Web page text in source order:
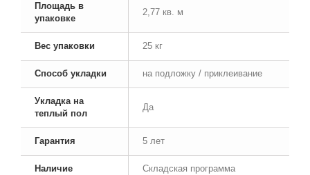
Площадь в
упаковке
2,77 кв. м
Вес упаковки 25 кг
Способ укладки на подложку / приклеивание
Укладка на
теплый пол
Да
Гарантия 5 лет
Наличие Складская программа